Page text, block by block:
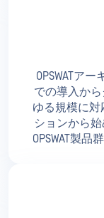
OPSWATア
での導入か
ゆる規模に対
ションから
OPSWAT製品